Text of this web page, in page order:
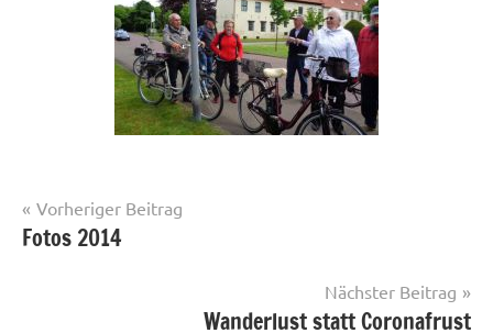
Fotos
Beitragsnavigation
Vorheriger Beitrag
Fotos 2014
Nächster Beitrag
Wanderlust statt Coronafrust